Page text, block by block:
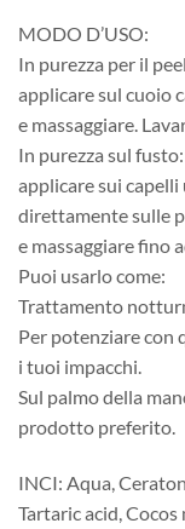
MODO D’USO:
In purezza per il
applicare sul cuoio
e massaggiare.
In purezza sul fusto:
applicare sui
direttamente sulle
e massaggiare fino
Puoi usarlo come:
Trattamento
Per potenziare con
i tuoi impacchi.
Sul palmo della
prodotto preferito.
INCI: Aqua,
Tartaric acid,